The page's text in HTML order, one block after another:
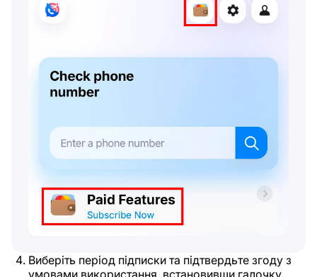
Виберіть період підписки та підтвердьте згоду з